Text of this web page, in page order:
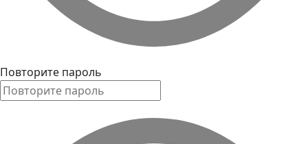
Повторите пароль